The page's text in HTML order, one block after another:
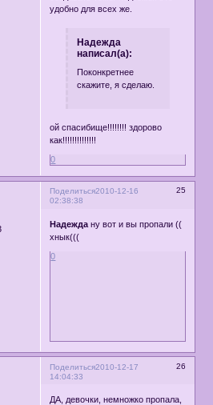
удобно для всех же.
Надежда
написал(а):
Поконкретнее
скажите, я сделаю.
ой спасибище!!!!!!!! здорово
как!!!!!!!!!!!!!!
0
Поделиться 25
2010-12-16
02:38:38
Надежда ну вот и вы пропали ((
хнык(((
0
Поделиться 26
2010-12-17
14:04:33
ДА, девочки, немножко пропала,